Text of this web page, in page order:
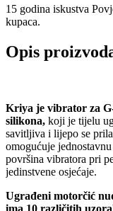
15 godina iskustva
kupaca.
Opis
Kriya je vibrator za
silikona, koji je tijelu
savitljiva i lijepo se
omogućuje
površina vibratora pri
jedinstvene osjećaje.
Ugrađeni motorčić
ima 10 različitih